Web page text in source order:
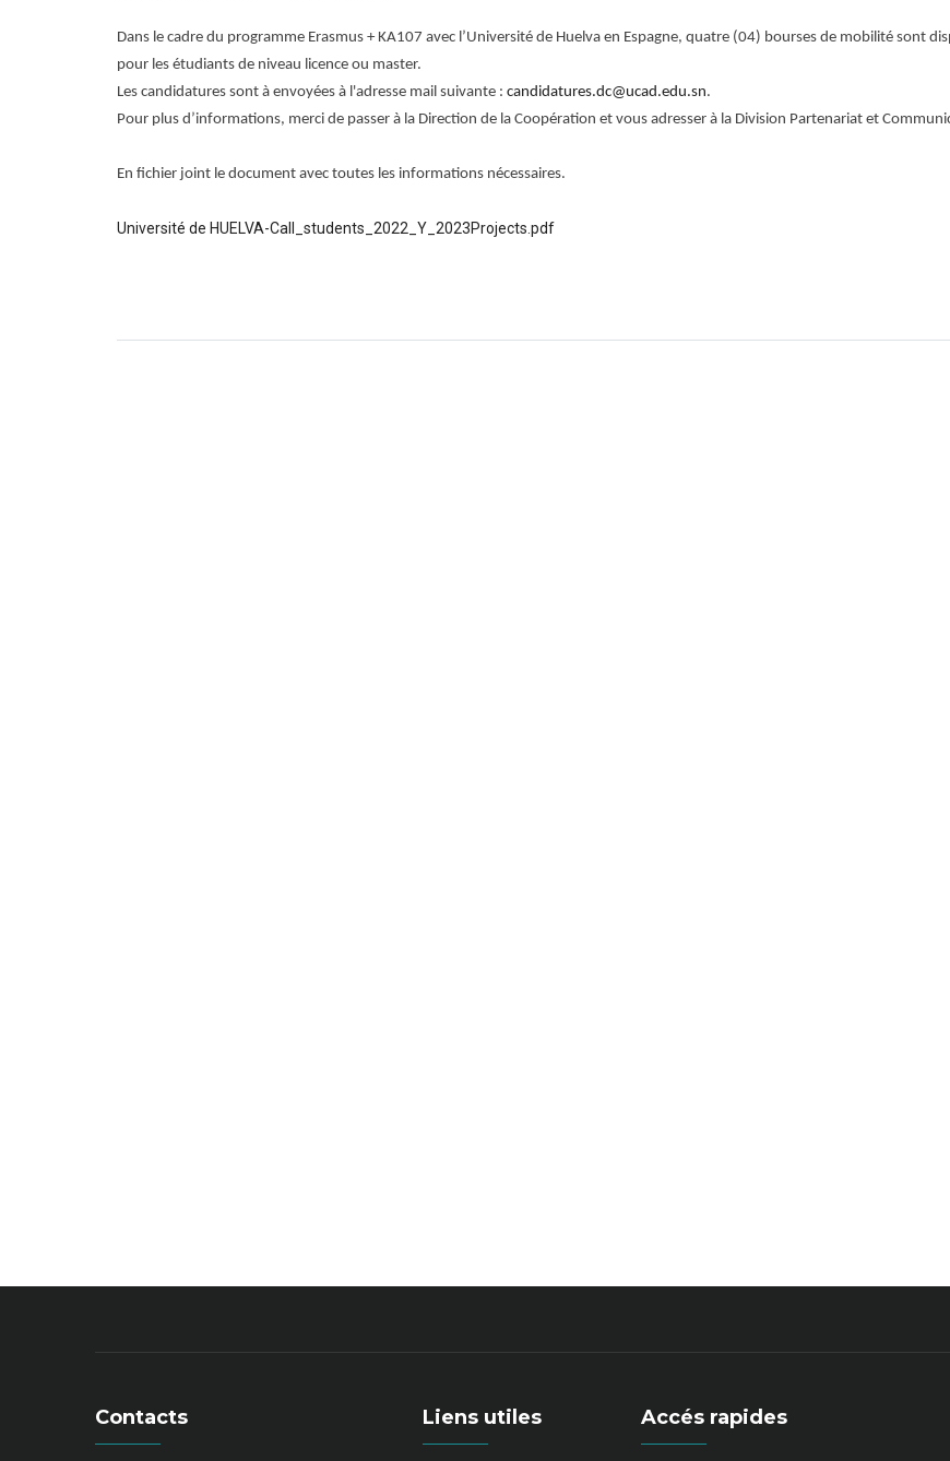
Dans le cadre du programme Erasmus + KA107 avec l’Université de Huelva en Espagne, quatre (04) bourses de mobilité sont
pour les étudiants de niveau licence ou master.
Les candidatures sont à envoyées à l'adresse mail suivante : candidatures.dc@ucad.edu.sn.
Pour plus d’informations, merci de passer à la Direction de la Coopération et vous adresser à la Division Partenariat et
En fichier joint le document avec toutes les informations nécessaires.
Université de HUELVA-Call_students_2022_Y_2023Projects.pdf
Contacts Liens utiles Accés rapides